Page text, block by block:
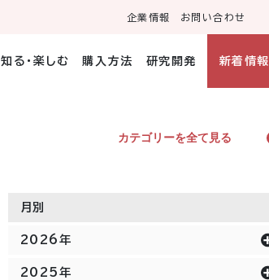
企業情報 お問い合わせ
知る・楽しむ 購入方法 研究開発 新着情報
カテゴリーを全て見る
月別
2026年
2025年